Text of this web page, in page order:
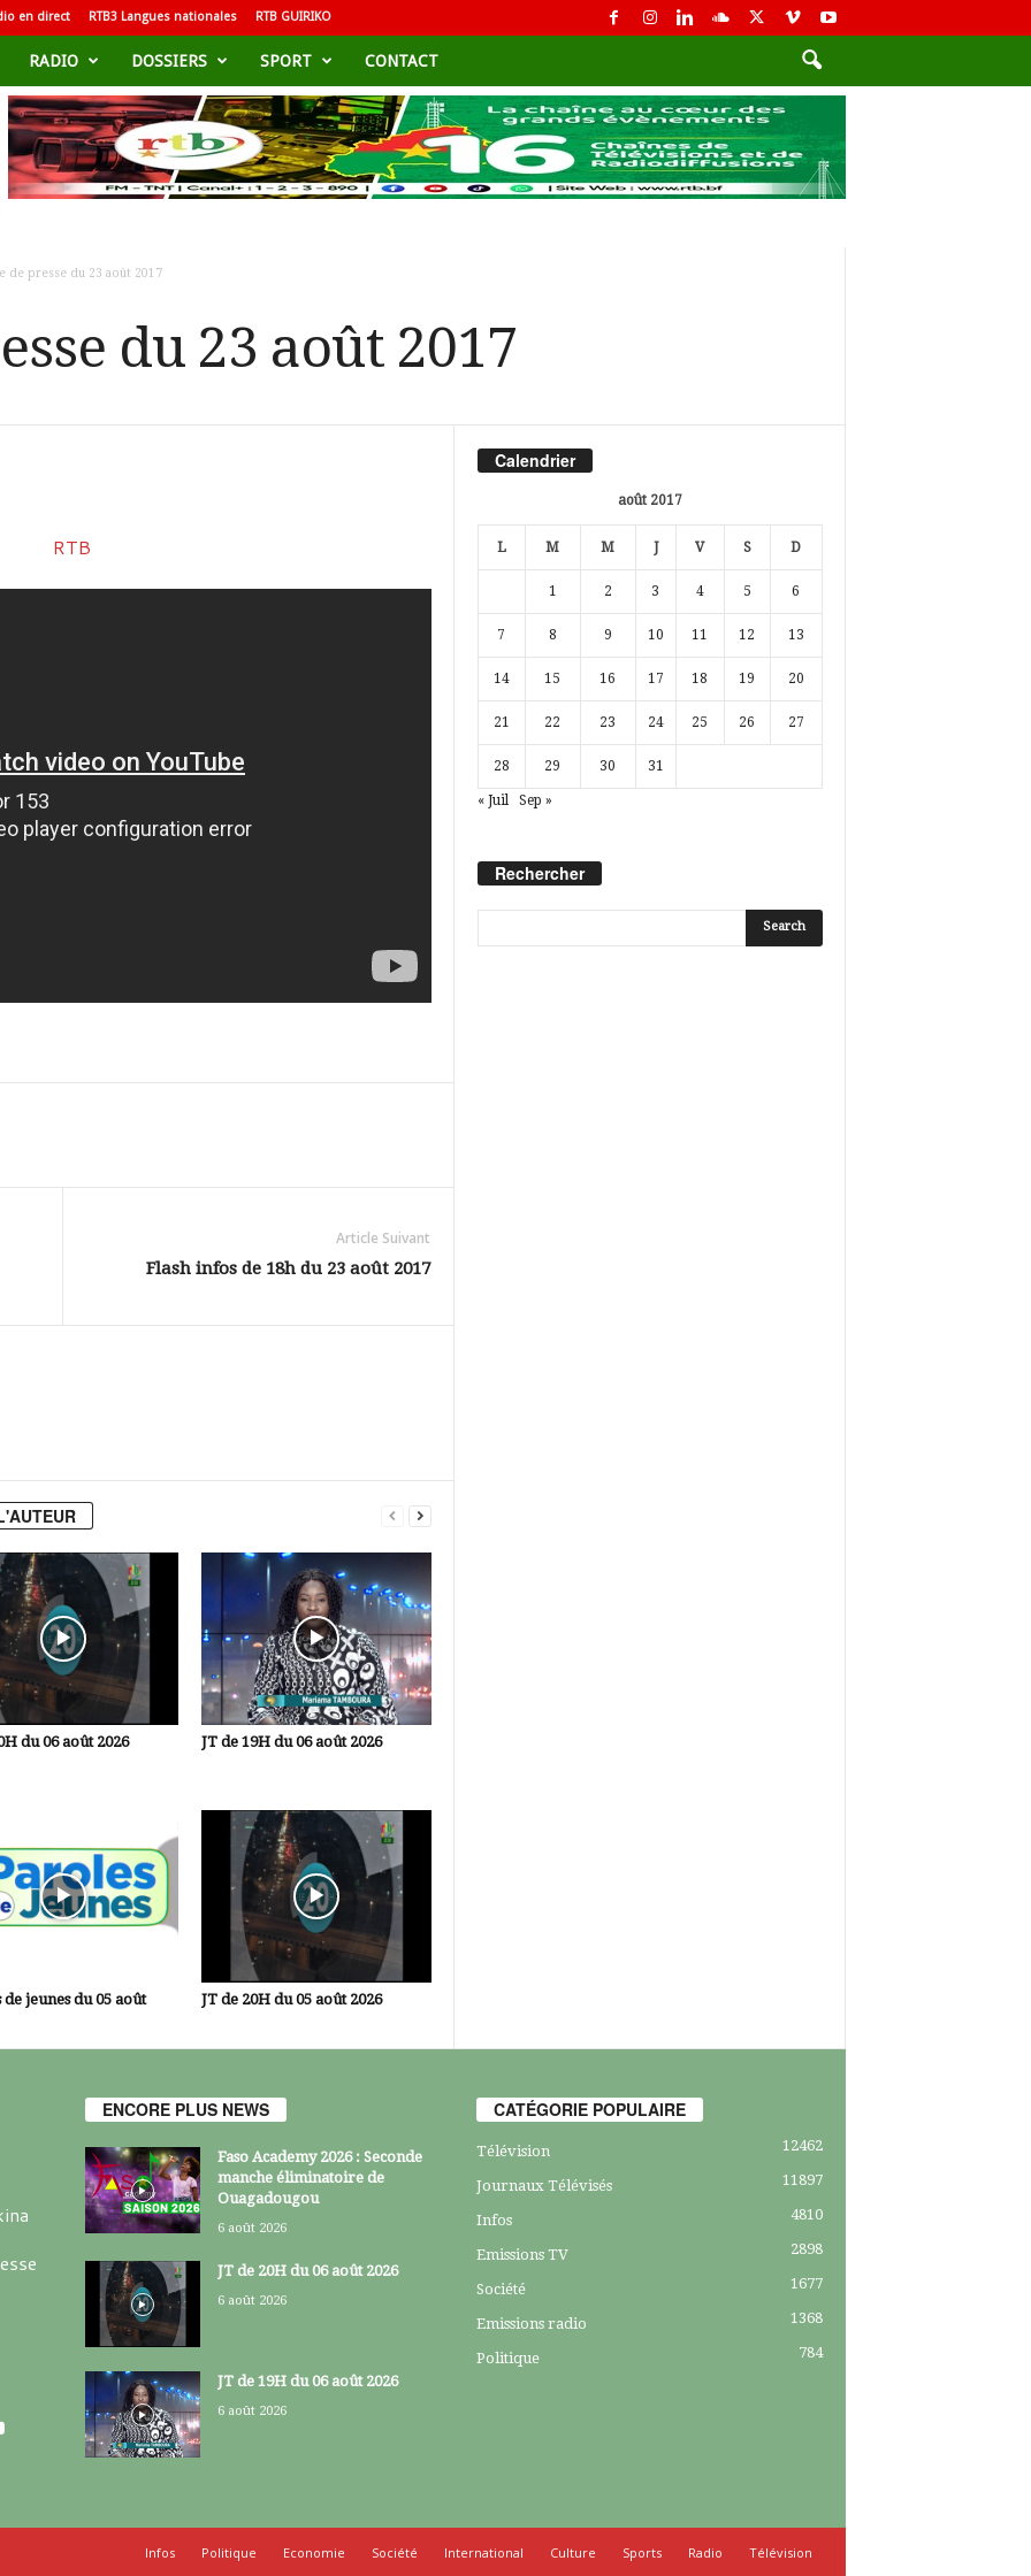
en direct RTB3 Langues nationales RTB GUIRIKO
RADIO DOSSIERS SPORT CONTACT
de presse du 23 août 2017
du 23 août 2017
Article Suivant
Flash infos de 18h du 23 août 2017
du 06 août 2026 JT de 19H du 06 août 2026
de jeunes du 05 août
JT de 20H du 05 août 2026
Calendrier
août 2017
L M M J V S D
1 2 3 4 5 6
7 8 9 10 11 12 13
14 15 16 17 18 19 20
21 22 23 24 25 26 27
28 29 30 31
« Juil Sep »
Rechercher
ENCORE PLUS NEWS
Faso Academy 2026 : Seconde
manche éliminatoire de
Ouagadougou
6 août 2026
JT de 20H du 06 août 2026
6 août 2026
JT de 19H du 06 août 2026
6 août 2026
CATÉGORIE POPULAIRE
Télévision 12462
Journaux Télévisés 11897
Infos 4810
Emissions TV 2898
Société 1677
Emissions radio 1368
Politique 784
Infos Politique Economie Société International Culture Sports Radio
Télévision